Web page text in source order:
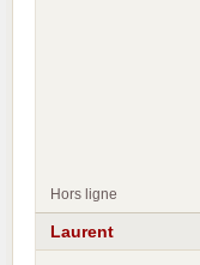
Hors ligne
Laurent